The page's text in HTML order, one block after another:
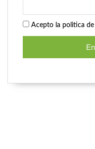
Acepto la politica de